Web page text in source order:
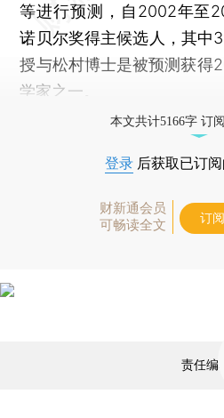
等进行预测，自2002年至
诺贝尔奖得主候选人，其中
授与松村博士是被预测获得
学家之一。
本文共计5166字 订
登录 后获取已订
财新通会员
可畅读全文
订
责任编